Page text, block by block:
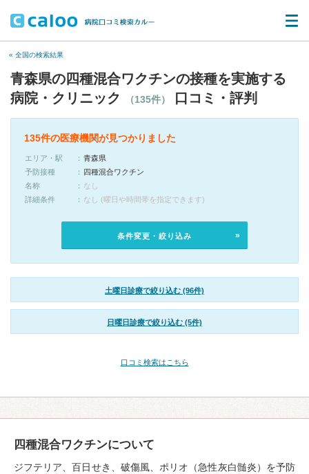
« 全国の検索結果
青森県の四種混合ワクチンの接種を実施する
病院・クリニック
（135件） 口コミ・評判
135件の医療機関が見つかりました
エリア・駅
青森県
予防接種
四種混合ワクチン
名称
なし
詳細条件
なし (曜日や時間帯を指定できます)
条件変更・絞り込み
土曜日診療で絞り込む (96件)
日曜日診療で絞り込む (5件)
口コミ検索はこちら
四種混合ワクチンについて
ジフテリア、百日せき、破傷風、ポリオ（急性灰白髄炎）を予防